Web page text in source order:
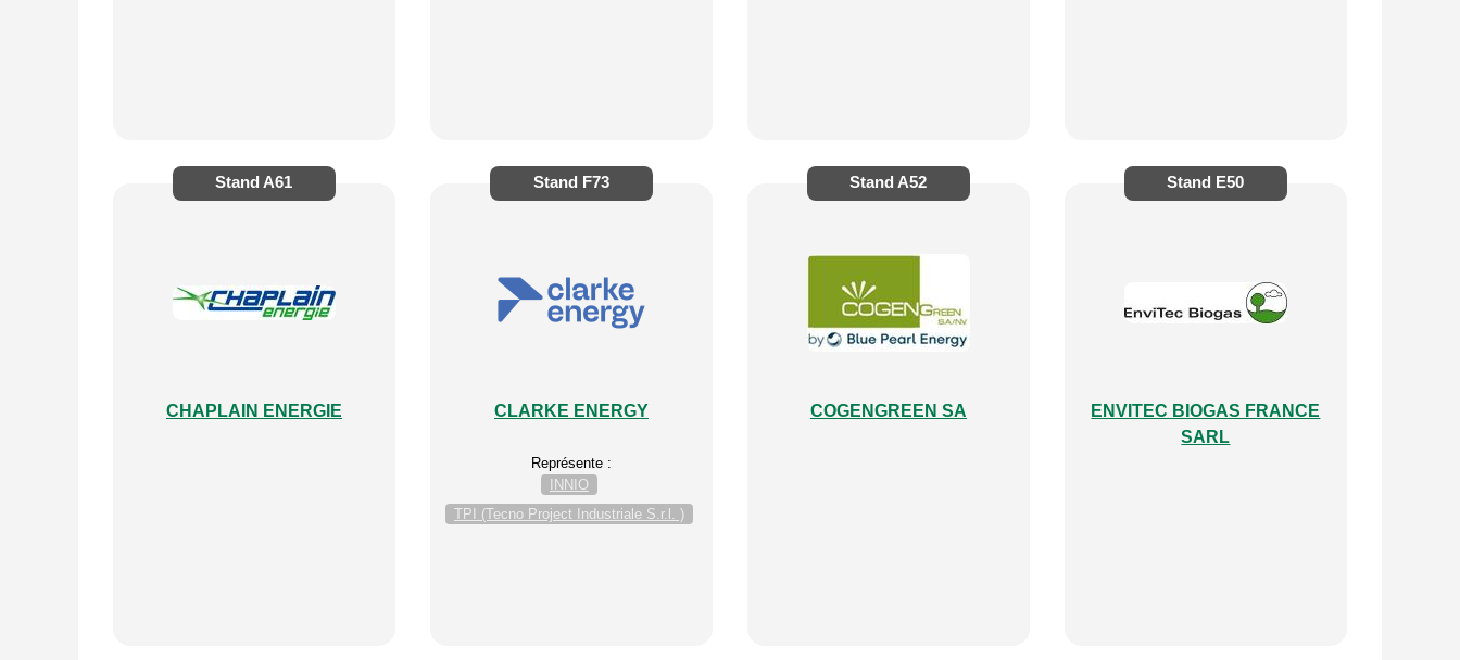
Stand A61
CHAPLAIN ENERGIE
Stand F73
CLARKE ENERGY
Représente :
INNIO
TPI (Tecno Project Industriale S.r.l. )
Stand A52
COGENGREEN SA
Stand E50
ENVITEC BIOGAS FRANCE
SARL